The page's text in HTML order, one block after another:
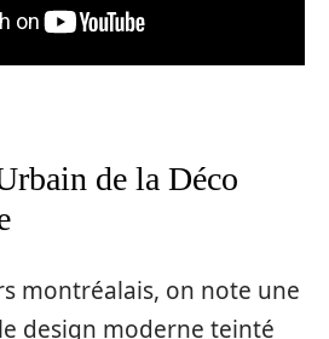
de la Déco
montréalais, on note une
design moderne teinté